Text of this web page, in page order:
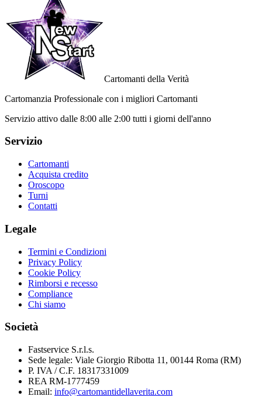
Cartomanti della Verità
Cartomanzia Professionale con i migliori Cartomanti
Servizio attivo dalle 8:00 alle 2:00 tutti i giorni dell'anno
Servizio
Cartomanti
Acquista credito
Oroscopo
Turni
Contatti
Legale
Termini e Condizioni
Privacy Policy
Cookie Policy
Rimborsi e recesso
Compliance
Chi siamo
Società
Fastservice S.r.l.s.
Sede legale: Viale Giorgio Ribotta 11, 00144 Roma (RM)
P. IVA / C.F. 18317331009
REA RM-1777459
Email: info@cartomantidellaverita.com